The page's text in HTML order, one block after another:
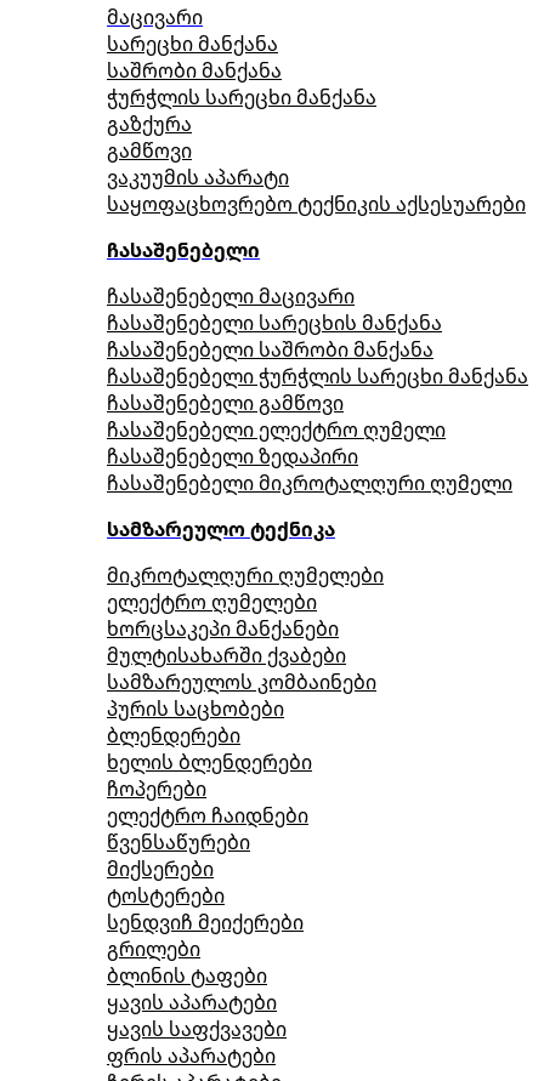
მაცივარი
სარეცხი მანქანა
საშრობი მანქანა
ჭურჭლის სარეცხი მანქანა
გაზქურა
გამწოვი
ვაკუუმის აპარატი
საყოფაცხოვრებო ტექნიკის აქსესუარები
ჩასაშენებელი
ჩასაშენებელი მაცივარი
ჩასაშენებელი სარეცხის მანქანა
ჩასაშენებელი საშრობი მანქანა
ჩასაშენებელი ჭურჭლის სარეცხი მანქანა
ჩასაშენებელი გამწოვი
ჩასაშენებელი ელექტრო ღუმელი
ჩასაშენებელი ზედაპირი
ჩასაშენებელი მიკროტალღური ღუმელი
სამზარეულო ტექნიკა
მიკროტალღური ღუმელები
ელექტრო ღუმელები
ხორცსაკეპი მანქანები
მულტისახარში ქვაბები
სამზარეულოს კომბაინები
პურის საცხობები
ბლენდერები
ხელის ბლენდერები
ჩოპერები
ელექტრო ჩაიდნები
წვენსაწურები
მიქსერები
ტოსტერები
სენდვიჩ მეიქერები
გრილები
ბლინის ტაფები
ყავის აპარატები
ყავის საფქვავები
ფრის აპარატები